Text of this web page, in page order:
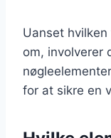
Uanset
om, involverer
for at sikre en